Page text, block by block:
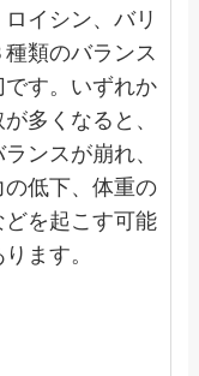
ロイシン、バリ
種類のバランス
です。いずれか
多くなると、
ンスが崩れ、
の低下、体重の
どを起こす可能
ます。